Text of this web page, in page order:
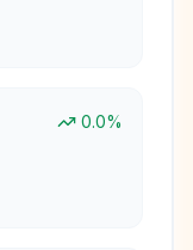
0.0%